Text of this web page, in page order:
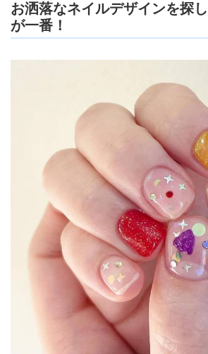
お洒落なネイルデザインを探
が一番！